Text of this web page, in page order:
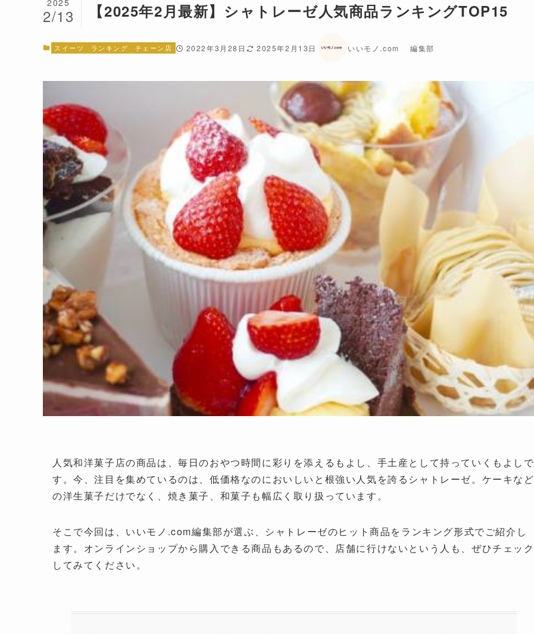
【2025年2月最新】シャトレーゼ人気商品ランキングTOP15
2025
2/13
スイーツ ランキング チェーン店 2022年3月28日 2025年2月13日 いいモノ.com 編集部
人気和洋菓子店の商品は、毎日のおやつ時間に彩りを添えるもよし、手土産として持っていくもよしで
す。今、注目を集めているのは、低価格なのにおいしいと根強い人気を誇るシャトレーゼ。ケーキなど
の洋生菓子だけでなく、焼き菓子、和菓子も幅広く取り扱っています。
そこで今回は、いいモノ.com編集部が選ぶ、シャトレーゼのヒット商品をランキング形式でご紹介し
ます。オンラインショップから購入できる商品もあるので、店舗に行けないという人も、ぜひチェック
してみてください。